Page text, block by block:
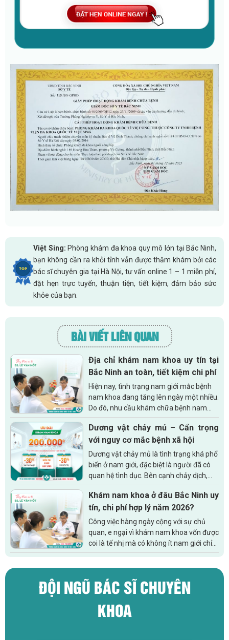
Việt Sing: Phòng khám đa khoa quy mô lớn tại Bắc Ninh,
bạn không cần ra khỏi tỉnh vẫn được thăm khám bởi các
bác sĩ chuyên gia tại Hà Nội, tư vấn online 1 – 1 miễn phí,
đặt hẹn trực tuyến, thuận tiện, tiết kiệm, đảm bảo sức
khỏe của bạn.
BÀI VIẾT LIÊN QUAN
Địa chỉ khám nam khoa uy tín tại
Bắc Ninh an toàn, tiết kiệm chi phí
Hiện nay, tình trạng nam giới mắc bệnh
nam khoa đang tăng lên ngày một nhiều.
Do đó, nhu cầu khám chữa bệnh nam
khoa cũng tăng theo. Để an tâm điều
trị căn bệnh của mình thì việc tìm kiếm...
Dương vật chảy mủ – Cẩn trọng
với nguy cơ mắc bệnh xã hội
Dương vật chảy mủ là tình trạng khá phổ
biến ở nam giới, đặc biệt là người đã có
quan hệ tình dục. Bên cạnh chảy dịch,
một số người còn bị đau rát, sưng tấy…
ảnh hưởng lớn tới...
Khám nam khoa ở đâu Bắc Ninh uy
tín, chi phí hợp lý năm 2026?
Công việc hàng ngày cộng với sự chủ
quan, e ngại vì khám nam khoa vốn được
coi là tế nhị mà có không ít nam giới chỉ
đến khi triệu chứng trở nên nghiêm
ĐỘI NGŨ BÁC SĨ CHUYÊN
KHOA